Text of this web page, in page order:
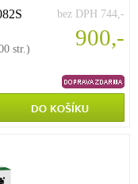
str.)
bez DPH 744,-
900,-